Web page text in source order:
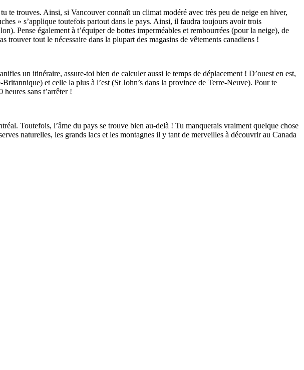
te trouves. Ainsi, si Vancouver connaît un climat modéré avec très peu de neige en hiver,
» s’applique toutefois partout dans le pays. Ainsi, il faudra toujours avoir trois
Pense également à t’équiper de bottes imperméables et rembourrées (pour la neige), de
trouver tout le nécessaire dans la plupart des magasins de vêtements canadiens !
un itinéraire, assure-toi bien de calculer aussi le temps de déplacement ! D’ouest en est,
et celle la plus à l’est (St John’s dans la province de Terre-Neuve). Pour te
sans t’arrêter !
Toutefois, l’âme du pays se trouve bien au-delà ! Tu manquerais vraiment quelque chose
naturelles, les grands lacs et les montagnes il y tant de merveilles à découvrir au Canada